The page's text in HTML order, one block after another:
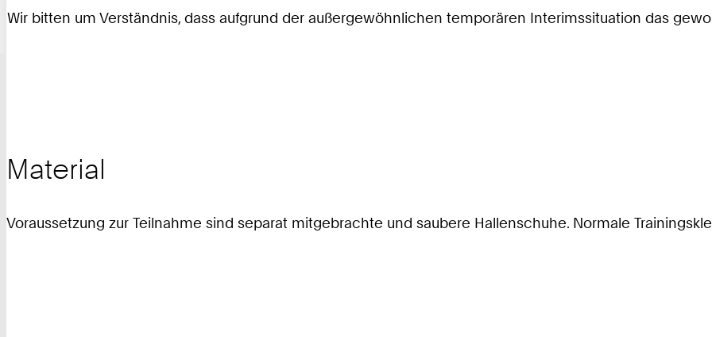
Wir bitten um Verständnis, dass aufgrund der außergewöhnlichen temporären Interimssituation das
Material
Voraussetzung zur Teilnahme sind separat mitgebrachte und saubere Hallenschuhe. Normale